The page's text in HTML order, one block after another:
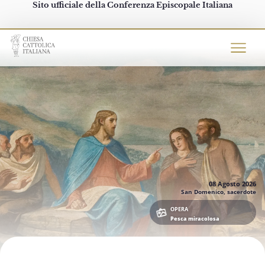
Sito ufficiale della Conferenza Episcopale Italiana
Chiesacattolica.it
08 Agosto 2026
San Domenico, sacerdote
OPERA
Pesca miracolosa